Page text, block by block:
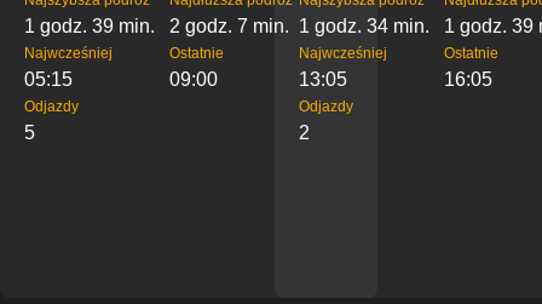
1 godz. 39 min. 2 godz. 7 min.
Najwcześniej
05:15
Ostatnie
09:00
Odjazdy
5
1 godz. 34 min. 1 godz. 39
Najwcześniej
13:05
Ostatnie
16:05
Odjazdy
2